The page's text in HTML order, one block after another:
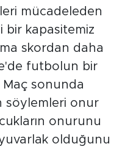
mücadeleden
bir kapasitemiz
skordan daha
futbolun bir
sonunda
söylemleri onur
onurunu
olduğunu